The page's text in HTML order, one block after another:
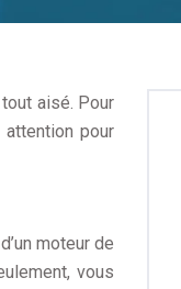
aisé. Pour
pour
moteur de
vous